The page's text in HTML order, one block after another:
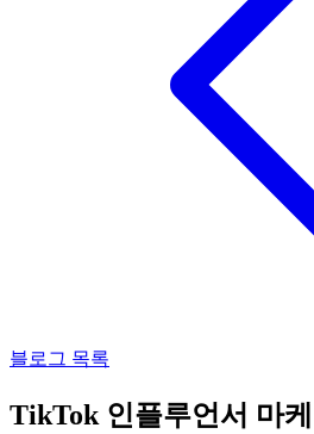
블로그 목록
TikTok 인플루언서 마